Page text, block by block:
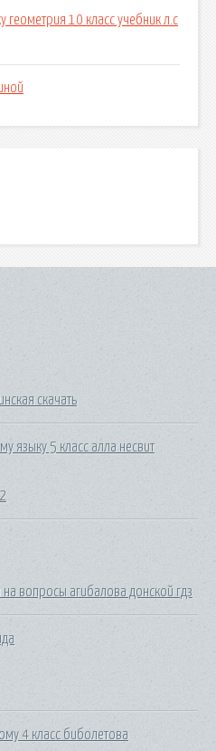
10 класс учебник л.с
скачать
языку 5 класс алла несвит
на вопросы агибалова донской гдз
4 класс биболетова